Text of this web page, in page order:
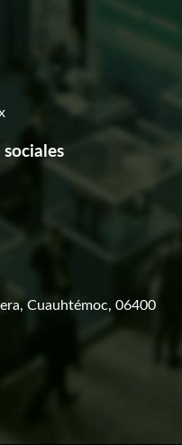
sociales
Cuauhtémoc, 06400